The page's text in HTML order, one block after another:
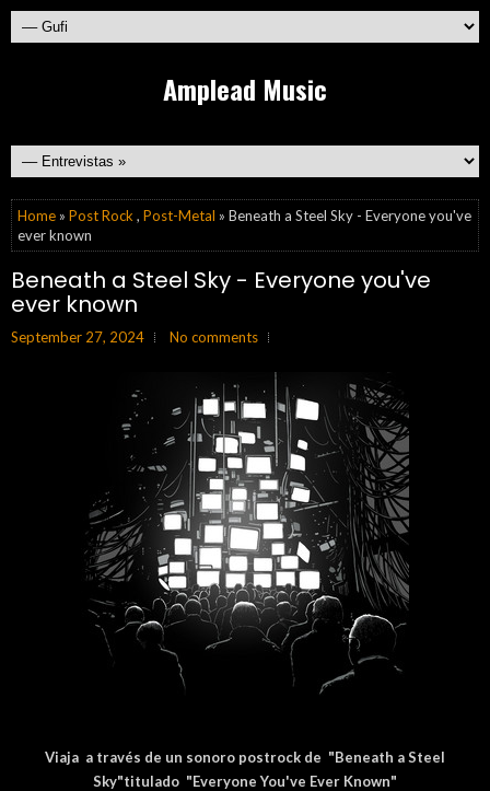
Amplead Music
Home » Post Rock , Post-Metal » Beneath a Steel Sky - Everyone you've
ever known
Beneath a Steel Sky - Everyone you've
ever known
September 27, 2024 No comments
Viaja a través de un sonoro postrock de "Beneath a Steel
Sky"titulado "Everyone You've Ever Known"